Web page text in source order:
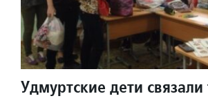
Удмуртские дети